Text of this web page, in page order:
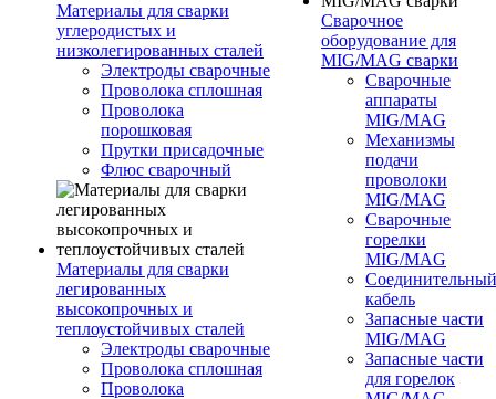
Материалы для сварки
углеродистых и
низколегированных сталей
Электроды сварочные
Проволока сплошная
Проволока
порошковая
Прутки присадочные
Флюс сварочный
Материалы для сварки
легированных
высокопрочных и
теплоустойчивых сталей
Электроды сварочные
Проволока сплошная
Проволока
Сварочное
оборудование для
MIG/MAG сварки
Сварочные
аппараты
MIG/MAG
Механизмы
подачи
проволоки
MIG/MAG
Сварочные
горелки
MIG/MAG
Соединительный
кабель
Запасные части
MIG/MAG
Запасные части
для горелок